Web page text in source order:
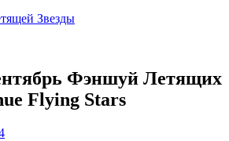
Звезды
Фэншуй Летящих
Flying Stars